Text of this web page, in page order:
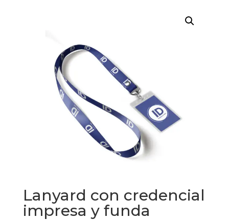
Lanyard con credencial
impresa y funda